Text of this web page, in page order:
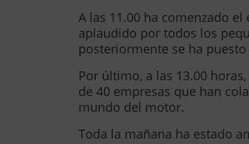
A las 11.00 ha comenzado
aplaudido por todos los
posteriormente se ha
Por último, a las 13.00
de 40 empresas que han
mundo del motor.
Toda la mañana ha estado